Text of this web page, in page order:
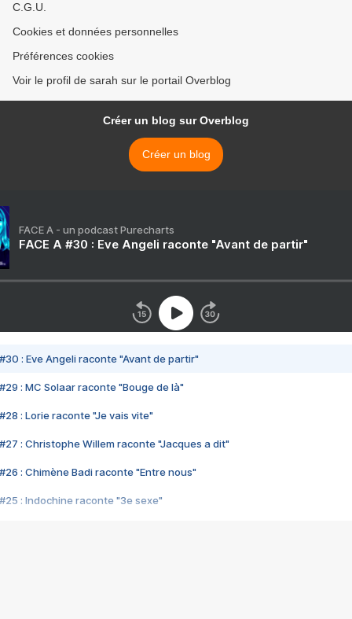
C.G.U.
Cookies et données personnelles
Préférences cookies
Voir le profil de sarah sur le portail Overblog
Créer un blog sur Overblog
Créer un blog
FACE A - un podcast Purecharts
FACE A #30 : Eve Angeli raconte "Avant de partir"
#30 : Eve Angeli raconte "Avant de partir"
#29 : MC Solaar raconte "Bouge de là"
#28 : Lorie raconte "Je vais vite"
#27 : Christophe Willem raconte "Jacques a dit"
#26 : Chimène Badi raconte "Entre nous"
#25 : Indochine raconte "3e sexe"